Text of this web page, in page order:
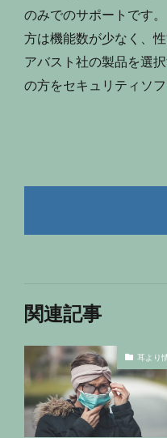
のみでのサポートです
方は機能数が少なく、
アバスト社の製品を選
の方をセキュリティソ
関連記事
耳より